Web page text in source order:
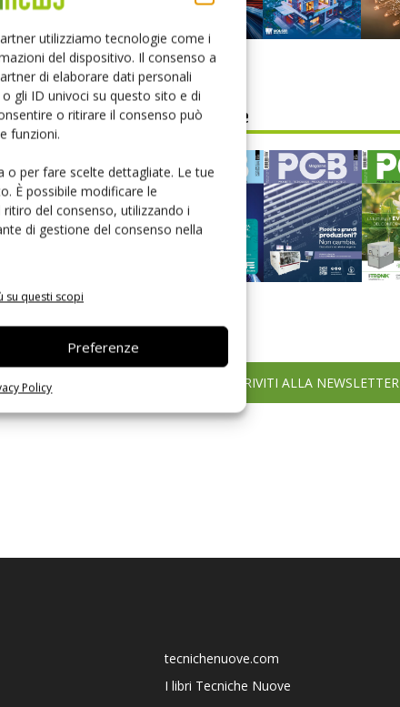
utilizziamo tecnologie come i
del dispositivo. Il consenso a
di elaborare dati personali
gli ID univoci su questo sito e di
o ritirare il consenso può
funzioni.
o per fare scelte dettagliate. Le tue
È possibile modificare le
del consenso, utilizzando i
di gestione del consenso nella
su questi scopi
Preferenze
Policy
Edicola web
PCB Magazine
ISCRIVITI ALLA NEWSLETTER
tecnichenuove.com
I libri Tecniche Nuove